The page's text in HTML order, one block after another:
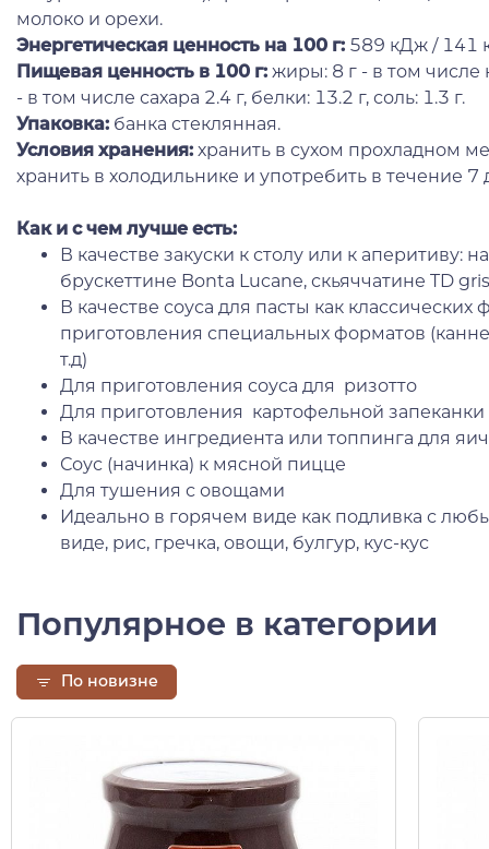
молоко и орехи.
Энергетическая ценность на 100 г: 589 кДж / 141
Пищевая ценность в 100 г: жиры: 8 г - в том числе
- в том числе сахара 2.4 г, белки: 13.2 г, соль: 1.3 г.
Упаковка: банка стеклянная.
Условия хранения: хранить в сухом прохладном
хранить в холодильнике и употребить в течение 7
Как и с чем лучше есть:
В качестве закуски к столу или к аперитиву:
брускеттине Bonta Lucane, скьяччатине TD
В качестве соуса для пасты как классических
приготовления специальных форматов
т.д)
Для приготовления соуса для ризотто
Для приготовления картофельной запеканки
В качестве ингредиента или топпинга для
Соус (начинка) к мясной пицце
Для тушения с овощами
Идеально в горячем виде как подливка с
виде, рис, гречка, овощи, булгур, кус-кус
Популярное в категории
По новизне